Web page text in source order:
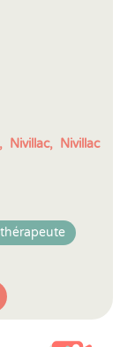
Nivillac, Nivillac